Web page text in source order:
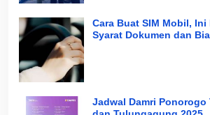
Cara Buat SIM Mobil,
Syarat Dokumen dan
Jadwal Damri Ponorogo